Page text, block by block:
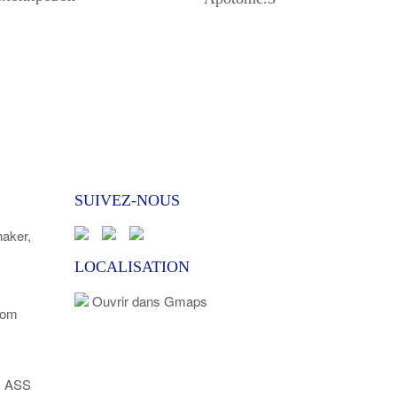
SUIVEZ-NOUS
LOCALISATION
Ouvrir dans Gmaps